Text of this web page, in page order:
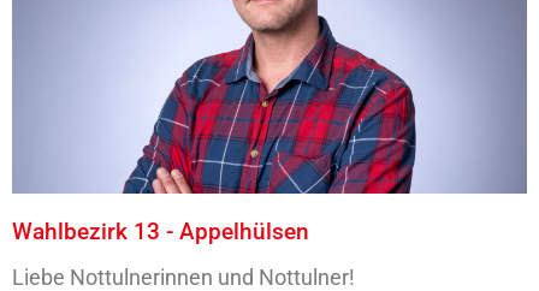
Wahlbezirk 13 - Appelhülsen
Liebe Nottulnerinnen und Nottulner!